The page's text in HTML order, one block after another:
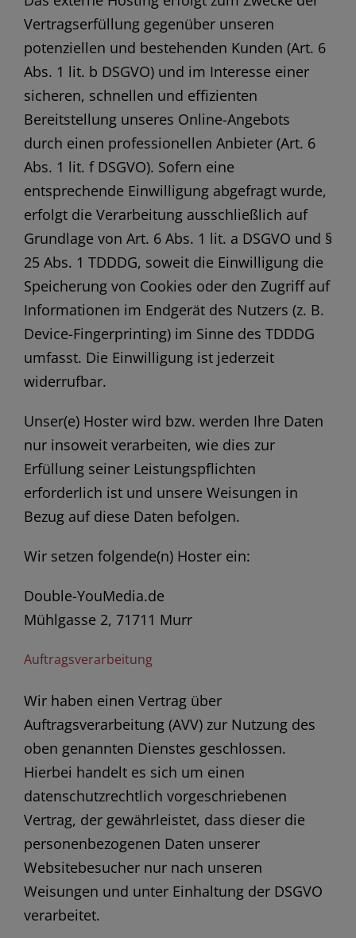
Vertragserfüllung gegenüber unseren
potenziellen und bestehenden Kunden (Art. 6
Abs. 1 lit. b DSGVO) und im Interesse einer
sicheren, schnellen und effizienten
Bereitstellung unseres Online-Angebots
durch einen professionellen Anbieter (Art. 6
Abs. 1 lit. f DSGVO). Sofern eine
entsprechende Einwilligung abgefragt wurde,
erfolgt die Verarbeitung ausschließlich auf
Grundlage von Art. 6 Abs. 1 lit. a DSGVO und §
25 Abs. 1 TDDDG, soweit die Einwilligung die
Speicherung von Cookies oder den Zugriff auf
Informationen im Endgerät des Nutzers (z. B.
Device-Fingerprinting) im Sinne des TDDDG
umfasst. Die Einwilligung ist jederzeit
widerrufbar.
Unser(e) Hoster wird bzw. werden Ihre Daten
nur insoweit verarbeiten, wie dies zur
Erfüllung seiner Leistungspflichten
erforderlich ist und unsere Weisungen in
Bezug auf diese Daten befolgen.
Wir setzen folgende(n) Hoster ein:
Double-YouMedia.de
Mühlgasse 2, 71711 Murr
Auftragsverarbeitung
Wir haben einen Vertrag über
Auftragsverarbeitung (AVV) zur Nutzung des
oben genannten Dienstes geschlossen.
Hierbei handelt es sich um einen
datenschutzrechtlich vorgeschriebenen
Vertrag, der gewährleistet, dass dieser die
personenbezogenen Daten unserer
Websitebesucher nur nach unseren
Weisungen und unter Einhaltung der DSGVO
verarbeitet.